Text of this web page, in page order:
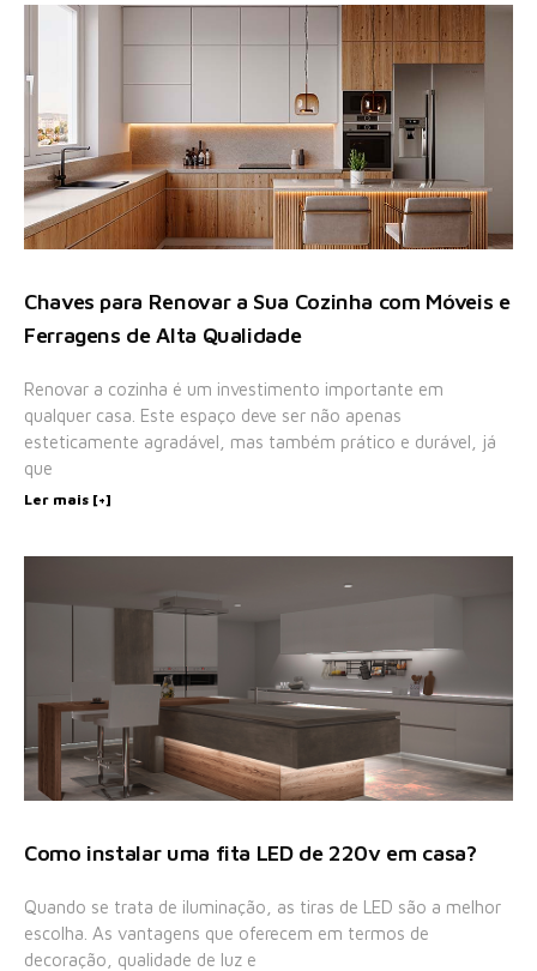
Chaves para Renovar a Sua Cozinha com Móveis e
Ferragens de Alta Qualidade
Renovar a cozinha é um investimento importante em
qualquer casa. Este espaço deve ser não apenas
esteticamente agradável, mas também prático e durável, já
que
Ler mais [+]
Como instalar uma fita LED de 220v em casa?
Quando se trata de iluminação, as tiras de LED são a melhor
escolha. As vantagens que oferecem em termos de
decoração, qualidade de luz e